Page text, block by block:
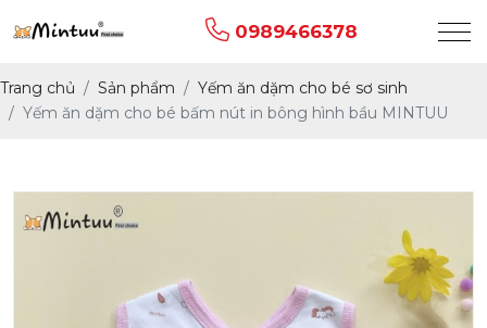
0989466378
Trang chủ Sản phẩm
Yếm ăn dặm cho bé sơ sinh
Yếm ăn dặm cho bé bấm nút in bông hình bầu MINTUU